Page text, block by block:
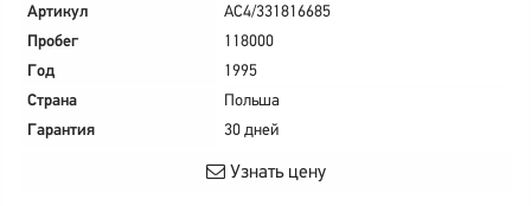
Артикул
AC4/331816685
Пробег
118000
Год
1995
Страна
Польша
Гарантия
30 дней
Узнать цену